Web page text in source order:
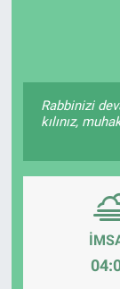
Rabbinizi
kılınız,
İnanç
Kadın &
Kültür &
Sağlık